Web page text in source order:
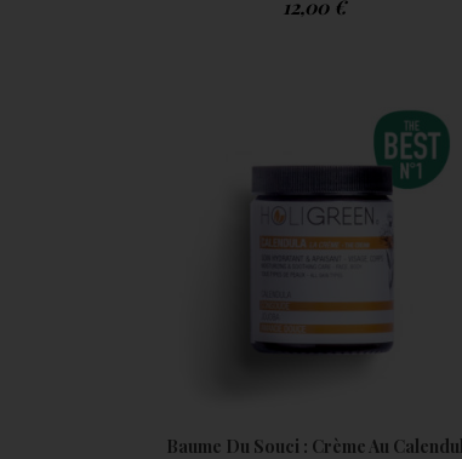
12,00 €
Baume Du Souci : Crème Au